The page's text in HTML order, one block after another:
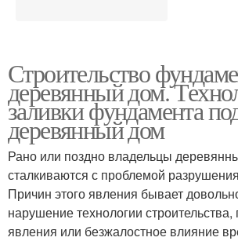
Строительство
деревянный дом.
заливки фундамента
деревянный дом
Рано или поздно владельцы
сталкиваются с проблемой
Причин этого явления бывает
нарушение технологии
явления или безжалостное влияние